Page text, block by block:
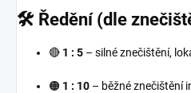
🛠 Ředění (dle
🔴 1 : 5 – silné znečištění,
🟠 1 : 10 – běžné znečištění